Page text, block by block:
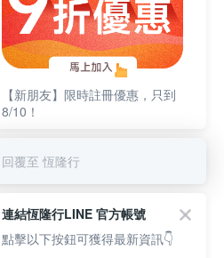
【新朋友】限時註冊優惠，只到
8/10！
回覆至 恆隆行
連結恆隆行LINE 官方帳號
點擊以下按鈕可獲得最新資訊👇